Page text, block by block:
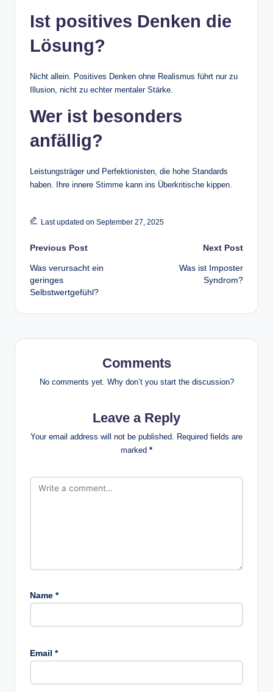
Ist positives Denken die
Lösung?
Nicht allein. Positives Denken ohne Realismus führt nur zu
Illusion, nicht zu echter mentaler Stärke.
Wer ist besonders
anfällig?
Leistungsträger und Perfektionisten, die hohe Standards
haben. Ihre innere Stimme kann ins Überkritische kippen.
Last updated on September 27, 2025
Post
navigation
Previous Post
Was verursacht ein
geringes
Selbstwertgefühl?
Next Post
Was ist Imposter
Syndrom?
Comments
No comments yet. Why don’t you start the discussion?
Leave a Reply
Your email address will not be published. Required fields are
marked *
Name *
Email *